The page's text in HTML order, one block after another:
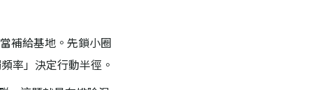
補給基地。先鎖小圈
率」決定行動半徑。